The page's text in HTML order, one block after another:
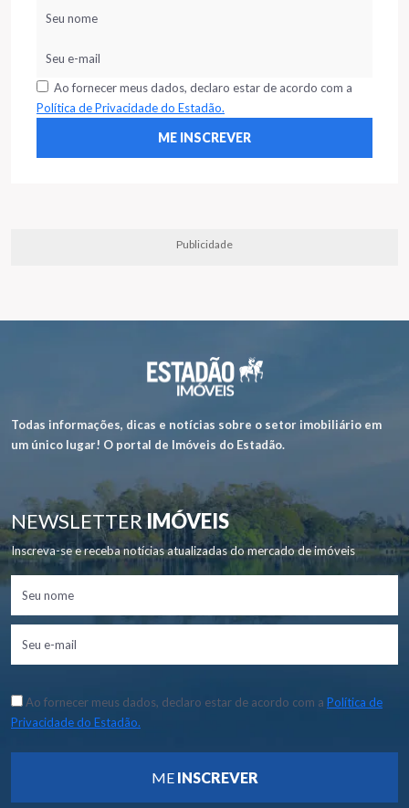
Ao fornecer meus dados, declaro estar de acordo com a
Política de Privacidade do Estadão.
Publicidade
Todas informações, dicas e notícias sobre o setor imobiliário em
um único lugar! O portal de Imóveis do Estadão.
NEWSLETTERIMÓVEIS
Inscreva-se e receba notícias atualizadas do mercado de imóveis
Ao fornecer meus dados, declaro estar de acordo com a Política de
Privacidade do Estadão.
ME INSCREVER